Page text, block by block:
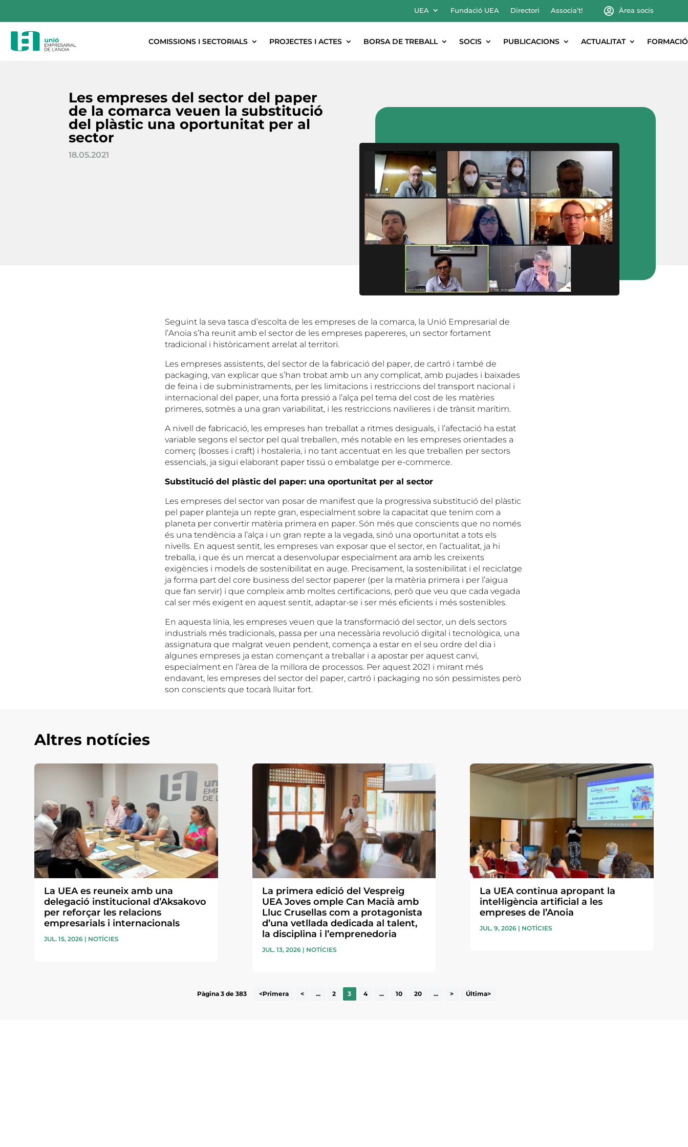
UEA Fundació UEA Directori Associa’t! Àrea socis
COMISSIONS I SECTORIALS PROJECTES I ACTES BORSA DE TREBALL SOCIS PUBLICACIONS ACTUALITAT FORMACIÓ
Les empreses del sector del paper
de la comarca veuen la substitució
del plàstic una oportunitat per al
sector
18.05.2021
Seguint la seva tasca d’escolta de les empreses de la comarca, la Unió Empresarial de
l’Anoia s’ha reunit amb el sector de les empreses papereres, un sector fortament
tradicional i històricament arrelat al territori.
Les empreses assistents, del sector de la fabricació del paper, de cartró i també de
packaging, van explicar que s’han trobat amb un any complicat, amb pujades i baixades
de feina i de subministraments, per les limitacions i restriccions del transport nacional i
internacional del paper, una forta pressió a l’alça pel tema del cost de les matèries
primeres, sotmès a una gran variabilitat, i les restriccions navilieres i de trànsit marítim.
A nivell de fabricació, les empreses han treballat a ritmes desiguals, i l’afectació ha estat
variable segons el sector pel qual treballen, més notable en les empreses orientades a
comerç (bosses i craft) i hostaleria, i no tant accentuat en les que treballen per sectors
essencials, ja sigui elaborant paper tissú o embalatge per e-commerce.
Substitució del plàstic del paper: una oportunitat per al sector
Les empreses del sector van posar de manifest que la progressiva substitució del plàstic
pel paper planteja un repte gran, especialment sobre la capacitat que tenim com a
planeta per convertir matèria primera en paper. Són més que conscients que no només
és una tendència a l’alça i un gran repte a la vegada, sinó una oportunitat a tots els
nivells. En aquest sentit, les empreses van exposar que el sector, en l’actualitat, ja hi
treballa, i que és un mercat a desenvolupar especialment ara amb les creixents
exigències i models de sostenibilitat en auge. Precisament, la sostenibilitat i el reciclatge
ja forma part del core business del sector paperer (per la matèria primera i per l’aigua
que fan servir) i que compleix amb moltes certificacions, però que veu que cada vegada
cal ser més exigent en aquest sentit, adaptar-se i ser més eficients i més sostenibles.
En aquesta línia, les empreses veuen que la transformació del sector, un dels sectors
industrials més tradicionals, passa per una necessària revolució digital i tecnològica, una
assignatura que malgrat veuen pendent, comença a estar en el seu ordre del dia i
algunes empreses ja estan començant a treballar i a apostar per aquest canvi,
especialment en l’àrea de la millora de processos. Per aquest 2021 i mirant més
endavant, les empreses del sector del paper, cartró i packaging no són pessimistes però
son conscients que tocarà lluitar fort.
Altres notícies
La UEA es reuneix amb una
delegació institucional d’Aksakovo
per reforçar les relacions
empresarials i internacionals
JUL. 15, 2026 | NOTÍCIES
La primera edició del Vespreig
UEA Joves omple Can Macià amb
Lluc Crusellas com a protagonista
d’una vetllada dedicada al talent,
la disciplina i l’emprenedoria
JUL. 13, 2026| NOTÍCIES
La UEA continua apropant la
intel·ligència artificial a les
empreses de l’Anoia
JUL. 9, 2026| NOTÍCIES
Pàgina 3 de 383 <Primera < ... 2 3 4 ... 10 20 ... > Última>